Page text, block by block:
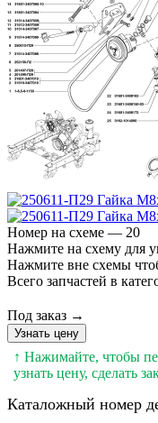
Номер на схеме — 20
Нажмите на схему для
Нажмите вне схемы
Всего запчастей в
Под заказ →
Узнать цену
↑ Нажимайте, чтобы
узнать цену, сделать
Каталожный номер